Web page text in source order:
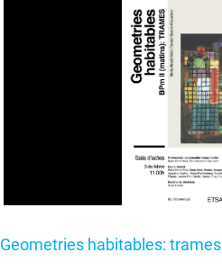
Geometries habitables: trames